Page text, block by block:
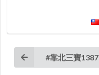
#靠北三寶1387